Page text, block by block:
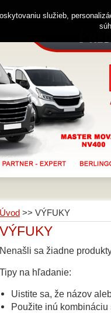
Úvod >> VÝFUKY
VÝFUKY
Nenašli sa žiadne
Tipy na hľadanie:
Uistite sa, že názov
Použite inú
služieb,